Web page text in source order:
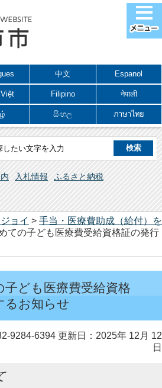
中文 Espanol
Filipino नेपाली
සිංහල ภาษาไทย
入札情報
ふるさと納税
ョイ > 手当・医療費助成（給付）を
ての子ども医療費受給資格証の発行
子ども医療費受給資格
るお知らせ
9284-6394 更新日：2025年 12月 12
日